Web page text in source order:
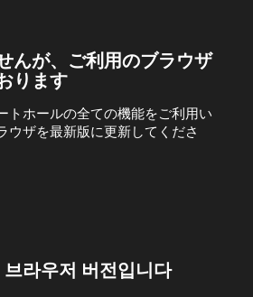
んが、ご利用のブラウザ
ります
トホールの全ての機能をご利用い
ウザを最新版に更新してくださ
라우저 버전입니다